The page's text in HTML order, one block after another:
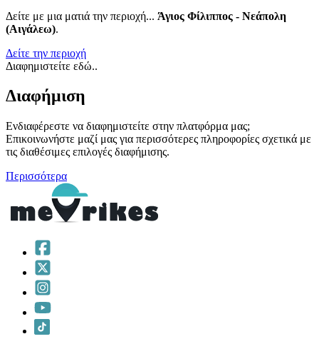
Δείτε με μια ματιά την περιοχή... Άγιος Φίλιππος - Νεάπολη
(Αιγάλεω).
Δείτε την περιοχή
Διαφημιστείτε εδώ..
Διαφήμιση
Ενδιαφέρεστε να διαφημιστείτε στην πλατφόρμα μας;
Επικοινωνήστε μαζί μας για περισσότερες πληροφορίες σχετικά με
τις διαθέσιμες επιλογές διαφήμισης.
Περισσότερα